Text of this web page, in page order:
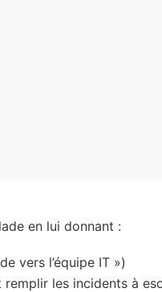
en lui donnant :
vers l’équipe IT »)
les incidents à